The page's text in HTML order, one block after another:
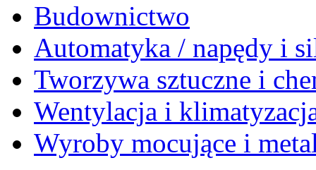
Budownictwo
Automatyka / napędy i
Tworzywa sztuczne i
Wentylacja i
Wyroby mocujące i